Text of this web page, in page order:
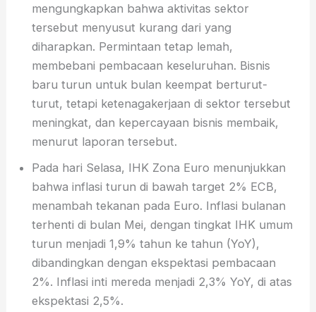
mengungkapkan bahwa aktivitas sektor
tersebut menyusut kurang dari yang
diharapkan. Permintaan tetap lemah,
membebani pembacaan keseluruhan. Bisnis
baru turun untuk bulan keempat berturut-
turut, tetapi ketenagakerjaan di sektor tersebut
meningkat, dan kepercayaan bisnis membaik,
menurut laporan tersebut.
Pada hari Selasa, IHK Zona Euro menunjukkan
bahwa inflasi turun di bawah target 2% ECB,
menambah tekanan pada Euro. Inflasi bulanan
terhenti di bulan Mei, dengan tingkat IHK umum
turun menjadi 1,9% tahun ke tahun (YoY),
dibandingkan dengan ekspektasi pembacaan
2%. Inflasi inti mereda menjadi 2,3% YoY, di atas
ekspektasi 2,5%.